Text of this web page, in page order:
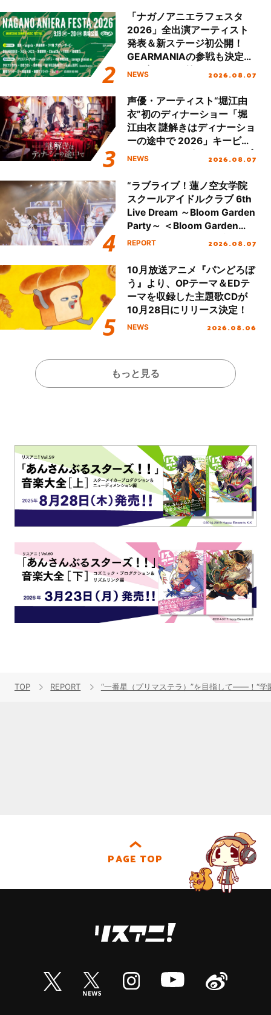
「ナガノアニエラフェスタ
2026」全出演アーティスト
発表＆新ステージ初公開！
GEARMANIAの参戦も決定
し、初となる第3ステージの
NEWS 2026.08.07
声優・アーティスト“堀江由
衣”初のディナーショー「堀
江由衣 謎解きはディナーショ
ーの途中で 2026」キービジ
ュアル＆グッズラインナップ
NEWS 2026.08.07
“ラブライブ！蓮ノ空女学院
スクールアイドルクラブ 6th
Live Dream ～Bloom Garden
Party～ ＜Bloom Garden
Party Stage／埼玉公演＞”
REPORT 2026.08.07
10月放送アニメ『パンどろぼ
う』より、OPテーマ＆EDテ
ーマを収録した主題歌CDが
10月28日にリリース決定！
NEWS 2026.08.06
もっと見る
TOP REPORT “一番星（プリマステラ）”を目指して――！“
PAGE TOP